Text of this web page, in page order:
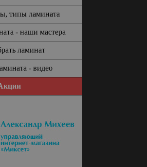
типы ламината
- наши мастера
ламинат
- видео